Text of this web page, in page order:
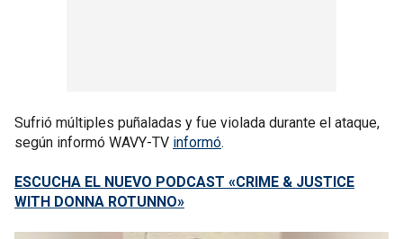
Sufrió múltiples puñaladas y fue violada durante el ataque,
según informó WAVY-TV informó.
ESCUCHA EL NUEVO PODCAST «CRIME & JUSTICE
WITH DONNA ROTUNNO»